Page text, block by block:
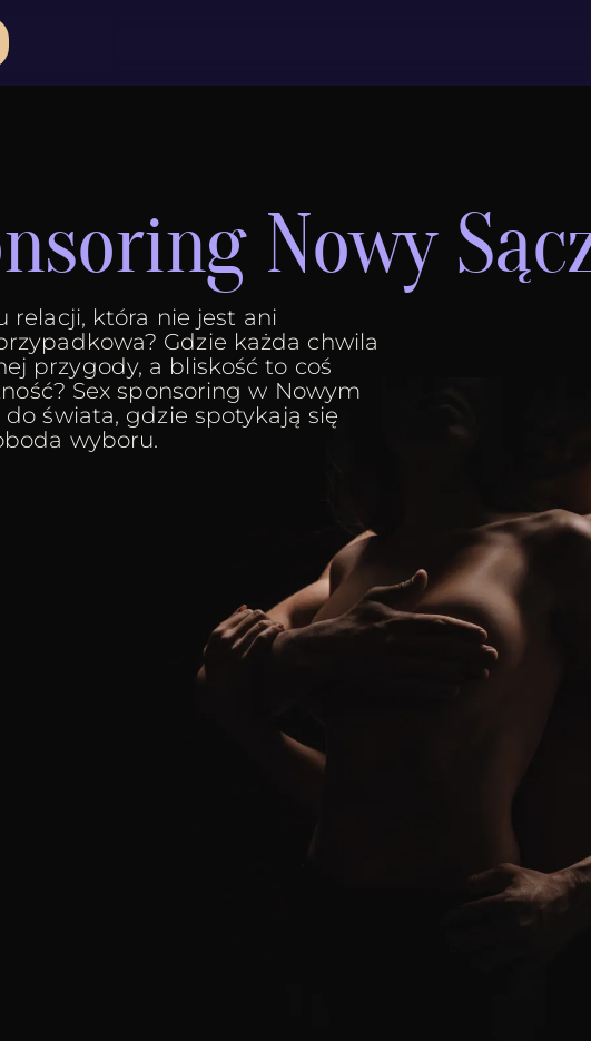
Nowy
relacji, która nie jest ani
Gdzie każda chwila
przygody, a bliskość to coś
Sex sponsoring w Nowym
do świata, gdzie spotykają się
wyboru.